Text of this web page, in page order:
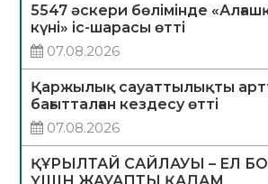
5547 әскери бөлімінде
күні» іс-шарасы өтті
07.08.2026
Қаржылық сауаттылықты
бағытталған кездесу өтті
07.08.2026
ҚҰРЫЛТАЙ САЙЛАУЫ – ЕЛ
ҮШІН ЖАУАПТЫ ҚАДАМ